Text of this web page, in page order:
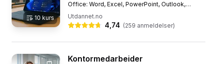
10 kurs
Office: Word, Excel, PowerPoint, Outlook,
Teams og OneDrive, pluss Copilot og KI på
kontoret. Dette nettstudiet...
Utdannet.no
4,74 (259 anmeldelser)
Kontormedarbeider